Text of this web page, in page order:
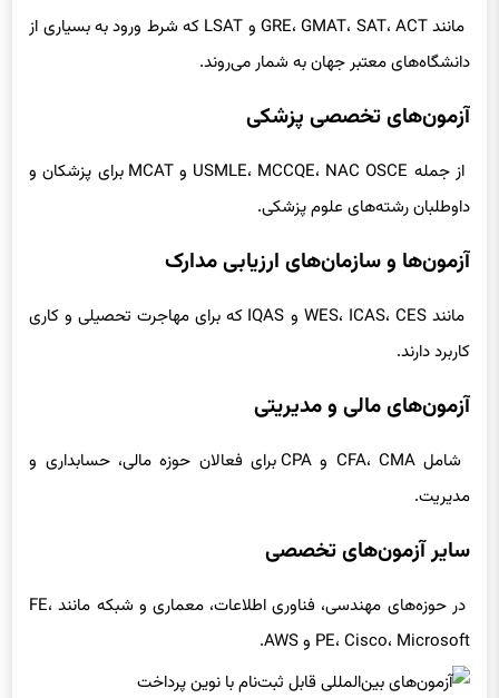
مانند GRE، GMAT، SAT، ACT و LSAT که شرط ورود به بسیاری از
PE، Cisco، Microsoft و AWS.